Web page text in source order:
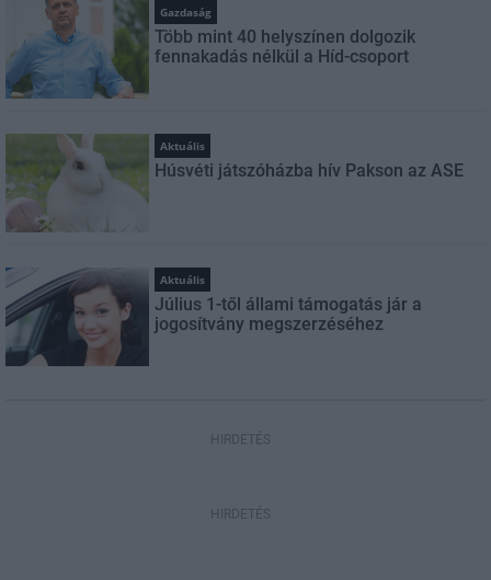
Gazdaság
Több mint 40 helyszínen dolgozik
fennakadás nélkül a Híd-csoport
Aktuális
Húsvéti játszóházba hív Pakson az ASE
Aktuális
Július 1-től állami támogatás jár a
jogosítvány megszerzéséhez
HIRDETÉS
HIRDETÉS